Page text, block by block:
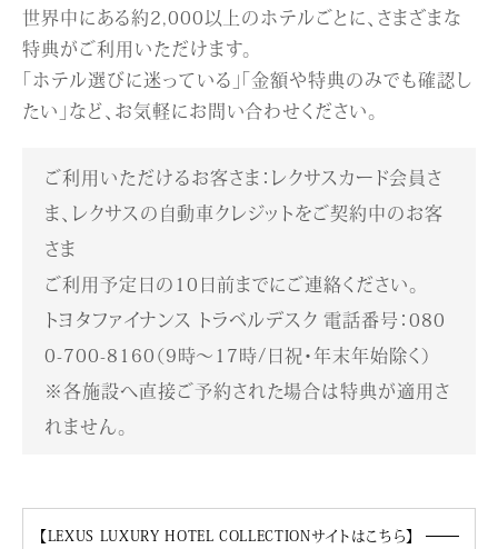
世界中にある約2,000以上のホテルごとに、さまざまな
特典がご利用いただけます。
「ホテル選びに迷っている」「金額や特典のみでも確認し
たい」など、お気軽にお問い合わせください。
ご利用いただけるお客さま：レクサスカード会員さ
ま、レクサスの自動車クレジットをご契約中のお客
さま
ご利用予定日の10日前までにご連絡ください。
トヨタファイナンス トラベルデスク 電話番号：080
0-700-8160（9時～17時/日祝・年末年始除く）
※各施設へ直接ご予約された場合は特典が適用さ
れません。
【LEXUS LUXURY HOTEL COLLECTIONサイトはこちら】